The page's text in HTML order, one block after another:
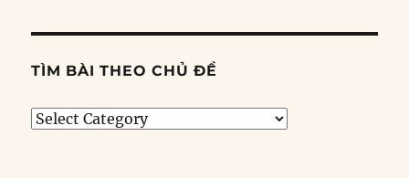
TÌM BÀI THEO CHỦ ĐỀ
Tìm